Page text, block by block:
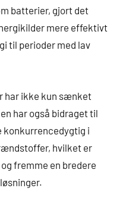
batterier, gjort det
mere effektivt
til perioder med lav
har ikke kun sænket
har også bidraget til
konkurrencedygtig i
hvilket er
fremme en bredere